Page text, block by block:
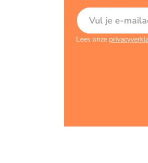
E-mailadres
Lees onze